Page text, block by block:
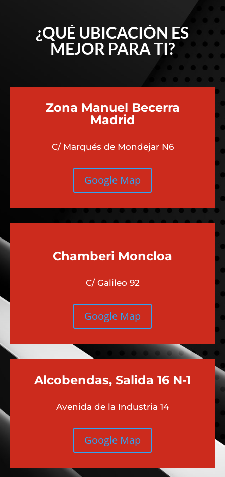
¿QUÉ UBICACIÓN ES
MEJOR PARA TI?
Zona Manuel Becerra
Madrid
C/ Marqués de Mondejar N6
Google Map
Chamberi Moncloa
C/ Galileo 92
Google Map
Alcobendas, Salida 16 N-1
Avenida de la Industria 14
Google Map